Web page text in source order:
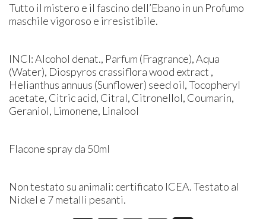
Tutto il mistero e il fascino dell’Ebano in un Profumo
maschile vigoroso e irresistibile.
INCI: Alcohol denat., Parfum (Fragrance), Aqua
(Water), Diospyros crassiflora wood extract ,
Helianthus annuus (Sunflower) seed oil, Tocopheryl
acetate, Citric acid, Citral, Citronellol, Coumarin,
Geraniol, Limonene, Linalool
Flacone spray da 50ml
Non testato su animali: certificato ICEA. Testato al
Nickel e 7 metalli pesanti.